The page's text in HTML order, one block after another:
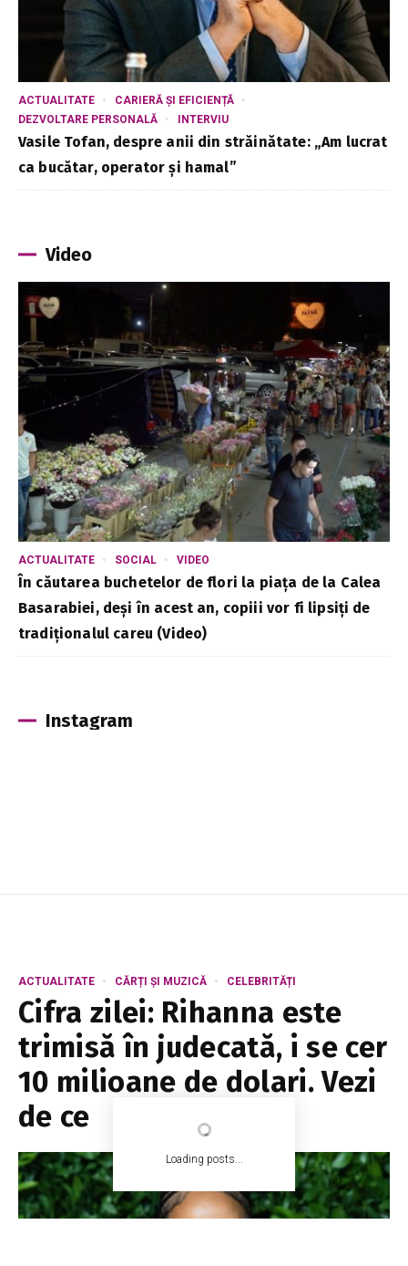
Loading posts...
ACTUALITATE
CARIERĂ ȘI EFICIENȚĂ
DEZVOLTARE PERSONALĂ
INTERVIU
Vasile Tofan, despre anii din străinătate: „Am lucrat
ca bucătar, operator și hamal”
Video
ACTUALITATE SOCIAL VIDEO
În căutarea buchetelor de flori la piața de la Calea
Basarabiei, deși în acest an, copiii vor fi lipsiți de
tradiționalul careu (Video)
Instagram
ACTUALITATE CĂRȚI ȘI MUZICĂ CELEBRITĂȚI
Cifra zilei: Rihanna este
trimisă în judecată, i se cer
10 milioane de dolari. Vezi
de ce